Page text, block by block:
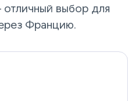
выбор для
Францию.